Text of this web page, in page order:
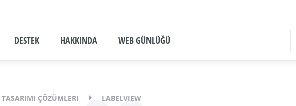
DESTEK HAKKINDA WEB GÜNLÜĞÜ
TASARIMI ÇÖZÜMLERI LABELVIEW